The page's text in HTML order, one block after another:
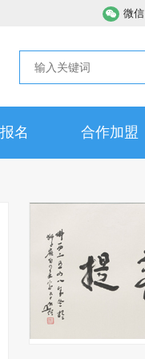
微信
名 合作加盟